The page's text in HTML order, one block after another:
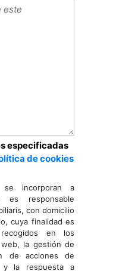
especificadas
de cookies
se incorporan a
responsable
con domicilio
cuya finalidad es
en los
la gestión de
de acciones de
y la respuesta a